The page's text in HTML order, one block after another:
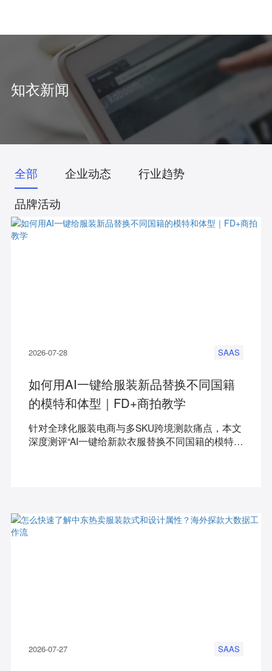
知衣新闻
全部 企业动态
行业趋势
品牌活动
2026-07-28 SAAS
如何用AI一键给服装新品替换不同国籍
的模特和体型｜FD+商拍教学
针对全球化服装电商与多SKU跨境测款痛点，本文
深度测评“AI一键给新款衣服替换不同国籍的模特和
2026-07-27 SAAS